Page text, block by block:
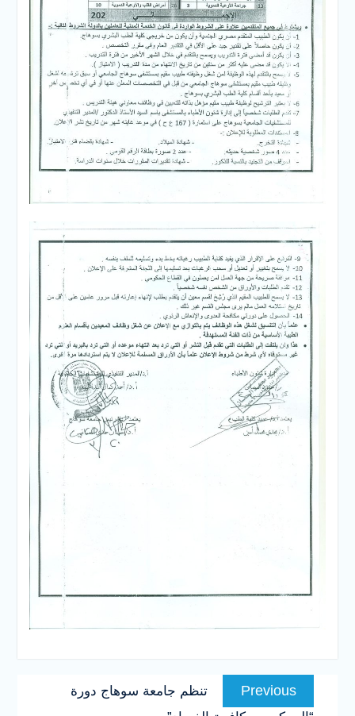
تصفّح
المقالاتPrevious
Previous
post:
تنظم جامعة سوهاج دورة